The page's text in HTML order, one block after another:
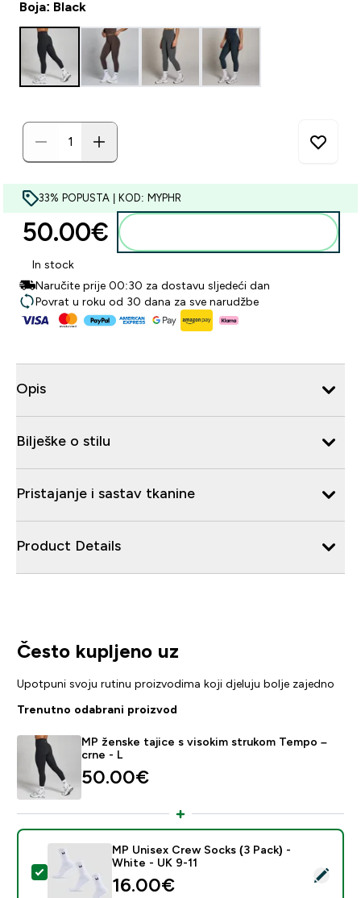
Boja: Black
33% POPUSTA | KOD: MYPHR
50.00€‎
In stock
Naručite prije 00:30 za dostavu sljedeći dan
Povrat u roku od 30 dana za sve narudžbe
Opis
Bilješke o stilu
Pristajanje i sastav tkanine
Product Details
Često kupljeno uz
Upotpuni svoju rutinu proizvodima koji djeluju bolje zajedno
Trenutno odabrani proizvod
MP ženske tajice s visokim strukom Tempo –
crne - L
50.00€‎
Odaberi ovaj proizvod - MP Unisex Crew Socks (3
MP Unisex Crew Socks (3 Pack) -
White - UK 9-11
16.00€‎